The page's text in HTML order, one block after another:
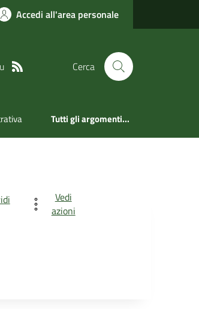
Accedi all'area personale
Cerca
Tutti gli argomenti...
Vedi
azioni